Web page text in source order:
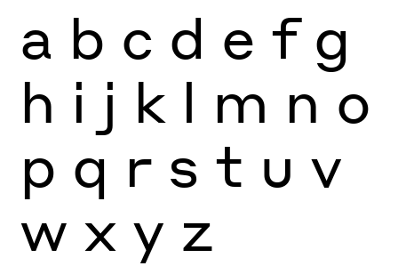
a b c d e f g
h i j k l m n o
p q r s t u v
w x y z